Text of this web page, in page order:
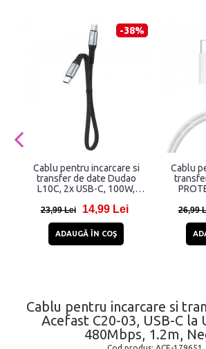
-38%
Cablu pentru incarcare si
transfer de date Dudao
L10C, 2x USB-C, 100W,
23,99 Lei 14,99 Lei
ADAUGĂ ÎN COŞ
Cablu
26,99
Cablu pentru incarcare si
Acefast C20-03, USB-C la
480Mbps, 1.2m,